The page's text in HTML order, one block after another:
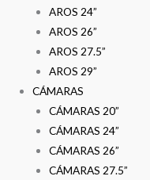
AROS 24”
AROS 26”
AROS 27.5”
AROS 29”
CÁMARAS
CÁMARAS 20”
CÁMARAS 24”
CÁMARAS 26”
CÁMARAS 27.5”